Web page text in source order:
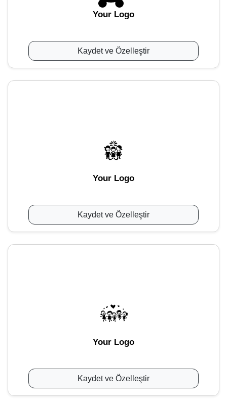
Your Logo
Kaydet ve Özelleştir
Your Logo
Kaydet ve Özelleştir
Your Logo
Kaydet ve Özelleştir